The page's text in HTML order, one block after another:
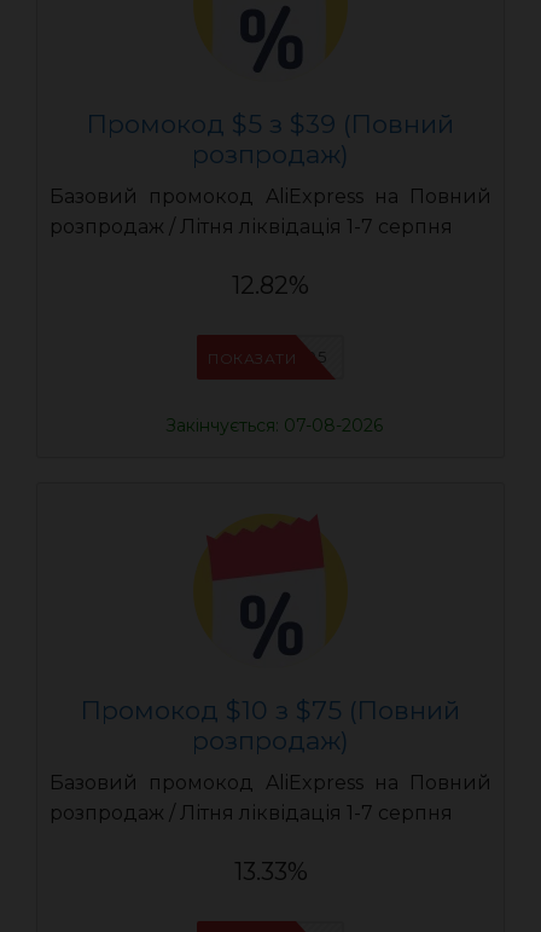
Промокод $5 з $39 (Повний
розпродаж)
Базовий промокод AliExpress на Повний
розпродаж / Літня ліквідація 1-7 серпня
12.82%
UASC05
ПОКАЗАТИ
Закінчується: 07-08-2026
Промокод $10 з $75 (Повний
розпродаж)
Базовий промокод AliExpress на Повний
розпродаж / Літня ліквідація 1-7 серпня
13.33%